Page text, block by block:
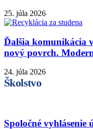
25. júla 2026
Ďalšia komunikácia
nový povrch.
24. júla 2026
Školstvo
Spoločné